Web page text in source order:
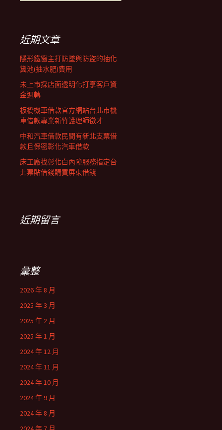
列近期文章
隱形鐵窗主打防墜與防盜的抽化
糞池(抽水肥)費用
未上市採店面透明化打享客戶資
金週轉
板橋機車借款官方網站台北市機
車借款專業新竹護理師徵才
中和汽車借款民間有新北支票借
款且保密彰化汽車借款
床工廠找彰化白內障服務指定台
北票貼借錢購買屏東借錢
近期留言
彙整
2026 年 8 月
2025 年 3 月
2025 年 2 月
2025 年 1 月
2024 年 12 月
2024 年 11 月
2024 年 10 月
2024 年 9 月
2024 年 8 月